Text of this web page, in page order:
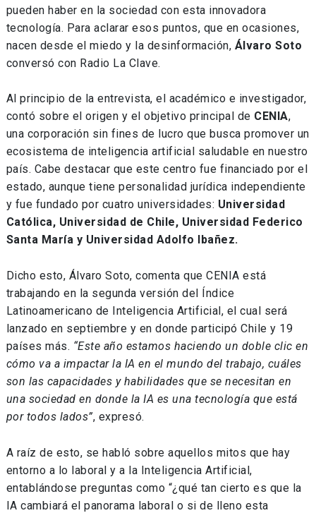
pueden haber en la sociedad con esta innovadora
tecnología. Para aclarar esos puntos, que en ocasiones,
nacen desde el miedo y la desinformación, Álvaro Soto
conversó con Radio La Clave.
Al principio de la entrevista, el académico e investigador,
contó sobre el origen y el objetivo principal de CENIA,
una corporación sin fines de lucro que busca promover un
ecosistema de inteligencia artificial saludable en nuestro
país. Cabe destacar que este centro fue financiado por el
estado, aunque tiene personalidad jurídica independiente
y fue fundado por cuatro universidades: Universidad
Católica, Universidad de Chile, Universidad Federico
Santa María y Universidad Adolfo Ibañez.
Dicho esto, Álvaro Soto, comenta que CENIA está
trabajando en la segunda versión del Índice
Latinoamericano de Inteligencia Artificial, el cual será
lanzado en septiembre y en donde participó Chile y 19
países más. “Este año estamos haciendo un doble clic en
cómo va a impactar la IA en el mundo del trabajo, cuáles
son las capacidades y habilidades que se necesitan en
una sociedad en donde la IA es una tecnología que está
por todos lados”, expresó.
A raíz de esto, se habló sobre aquellos mitos que hay
entorno a lo laboral y a la Inteligencia Artificial,
entablándose preguntas como “¿qué tan cierto es que la
IA cambiará el panorama laboral o si de lleno esta